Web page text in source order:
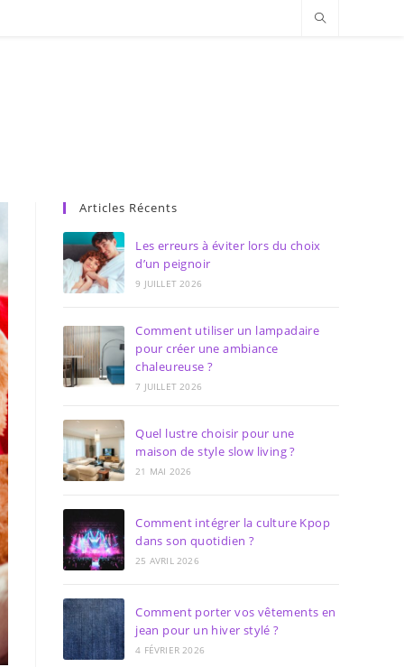
Articles Récents
Les erreurs à éviter lors du choix
d’un peignoir
9 JUILLET 2026
Comment utiliser un lampadaire
pour créer une ambiance
chaleureuse ?
7 JUILLET 2026
Quel lustre choisir pour une
maison de style slow living ?
21 MAI 2026
Comment intégrer la culture Kpop
dans son quotidien ?
25 AVRIL 2026
Comment porter vos vêtements en
jean pour un hiver stylé ?
4 FÉVRIER 2026